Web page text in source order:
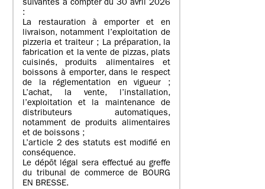
suivantes à compter du 30 avril 2026
:
La restauration à emporter et en
livraison, notamment l’exploitation de
pizzeria et traiteur ; La préparation, la
fabrication et la vente de pizzas, plats
cuisinés, produits alimentaires et
boissons à emporter, dans le respect
de la réglementation en vigueur ;
L’achat, la vente, l’installation,
l’exploitation et la maintenance de
distributeurs automatiques,
notamment de produits alimentaires
et de boissons ;
L’article 2 des statuts est modifié en
conséquence.
Le dépôt légal sera effectué au greffe
du tribunal de commerce de BOURG
EN BRESSE.